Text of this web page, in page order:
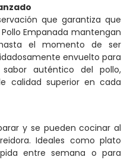
que garantiza que
Empanada mantengan
el momento de ser
envuelto para
auténtico del pollo,
calidad superior en cada
y se pueden cocinar al
Ideales como plato
entre semana o para